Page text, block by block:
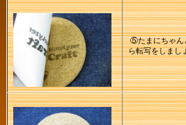
⑤たまにちゃん
ら転写をしまし